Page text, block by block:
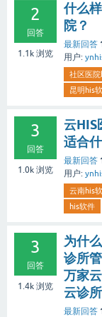
2
回答
1.1k 浏览
什么
院？
最新回答
用户:
社区医院
昆明his
3
回答
1.0k 浏览
云HIS
适合
最新回答
用户:
云南his
his软件
3
回答
1.4k 浏览
为什
诊所
万家
云诊
最新回答